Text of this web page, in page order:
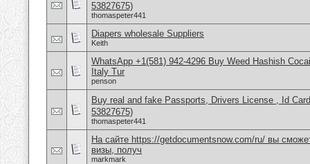
53827675)
thomaspeter441
Diapers wholesale Suppliers
Keith
WhatsApp +1(581) 942-4296 Buy Weed Hashish
Italy Tur
penson
Buy real and fake Passports, Drivers License , Id
53827675)
thomaspeter441
На сайте https://getdocumentsnow.com/ru/ вы
визы, получ
markmark